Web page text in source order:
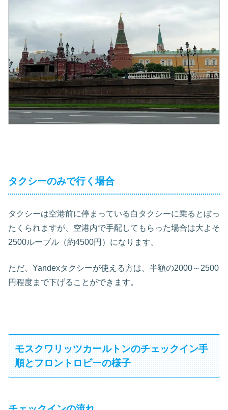
タクシーのみで行く場合
タクシーは空港前に停まっている白タクシーに乗るとぼっ
たくられますが、空港内で手配してもらった場合は大よそ
2500ルーブル（約4500円）になります。
ただ、Yandexタクシーが使える方は、半額の2000～2500
円程度まで下げることができます。
モスクワリッツカールトンのチェックイン手
順とフロントロビーの様子